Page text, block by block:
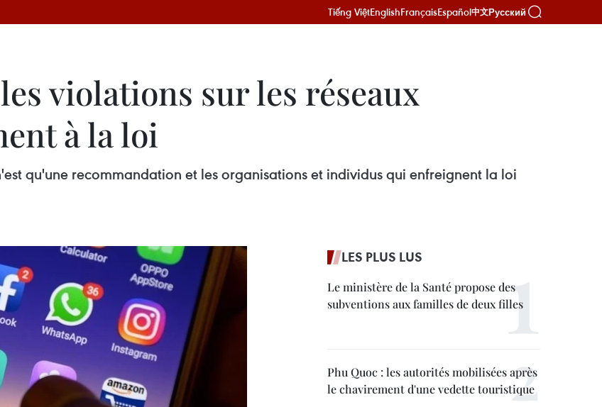
Tiếng ViệtEnglishFrançaisEspañol中文Русский
violations sur les réseaux
à la loi
qu'une recommandation et les organisations et individus qui enfreignent la loi
LES PLUS LUS
Le ministère de la Santé propose des
subventions aux familles de deux filles
Phu Quoc : les autorités mobilisées après
le chavirement d'une vedette touristique